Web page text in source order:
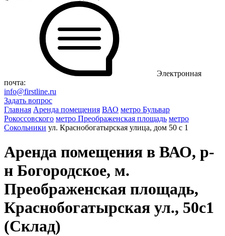
Электронная
почта:
info@firstline.ru
Задать вопрос
Главная Аренда помещения ВАО метро Бульвар
Рокоссовского метро Преображенская площадь метро
Сокольники ул. Краснобогатырская улица, дом 50 с 1
Аренда помещения в ВАО, р-
н Богородское, м.
Преображенская площадь,
Краснобогатырская ул., 50с1
(Склад)